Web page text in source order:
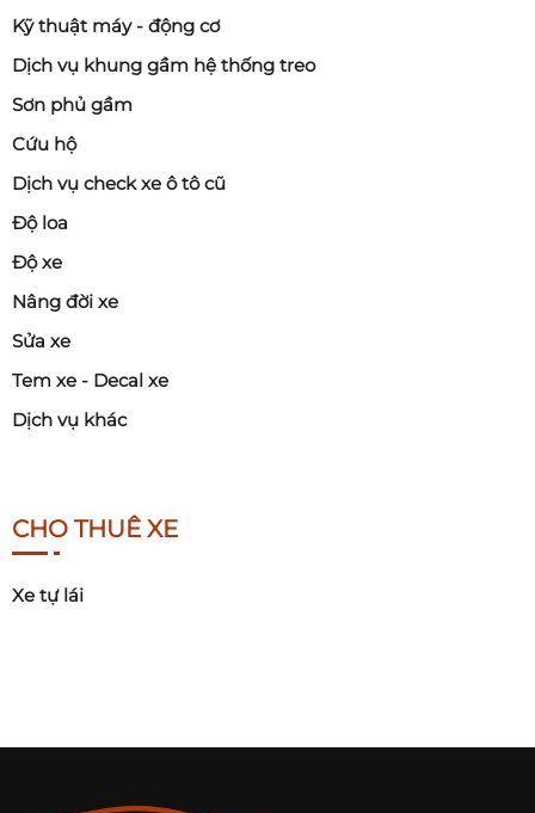
Kỹ thuật máy - động cơ
Dịch vụ khung gầm hệ thống treo
Sơn phủ gầm
Cứu hộ
Dịch vụ check xe ô tô cũ
Độ loa
Độ xe
Nâng đời xe
Sửa xe
Tem xe - Decal xe
Dịch vụ khác
CHO THUÊ XE
Xe tự lái